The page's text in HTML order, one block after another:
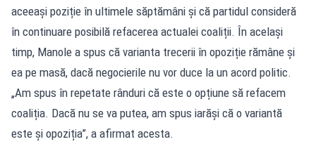
aceeași poziție în ultimele săptămâni și că partidul consideră
în continuare posibilă refacerea actualei coaliții. În același
timp, Manole a spus că varianta trecerii în opoziție rămâne și
ea pe masă, dacă negocierile nu vor duce la un acord politic.
„Am spus în repetate rânduri că este o opțiune să refacem
coaliția. Dacă nu se va putea, am spus iarăși că o variantă
este și opoziția”, a afirmat acesta.